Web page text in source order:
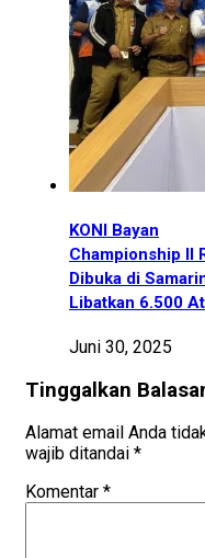
KONI Bayan
Championship II
Dibuka di
Libatkan 6.500
Juni 30, 2025
Tinggalkan
Alamat email Anda
wajib ditandai *
Komentar *